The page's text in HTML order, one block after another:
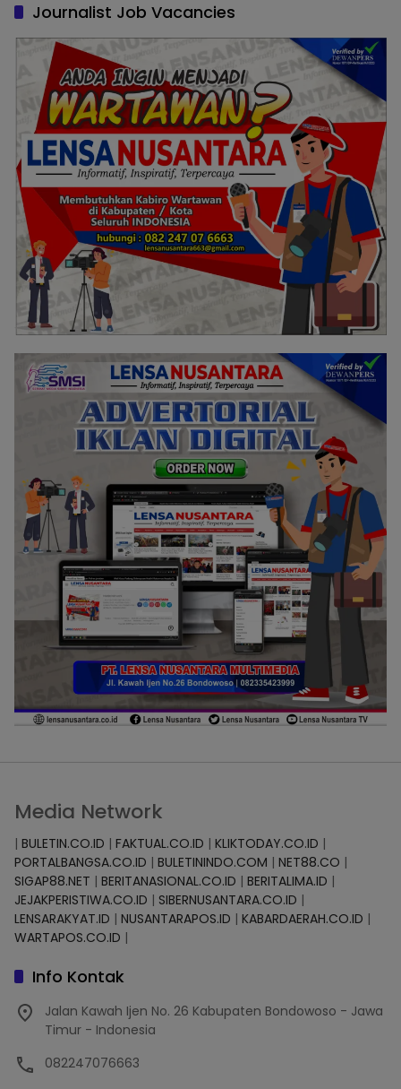
Journalist Job Vacancies
Media Network
| BULETIN.CO.ID | FAKTUAL.CO.ID | KLIKTODAY.CO.ID |
PORTALBANGSA.CO.ID | BULETININDO.COM | NET88.CO |
SIGAP88.NET | BERITANASIONAL.CO.ID | BERITALIMA.ID |
JEJAKPERISTIWA.CO.ID | SIBERNUSANTARA.CO.ID |
LENSARAKYAT.ID | NUSANTARAPOS.ID | KABARDAERAH.CO.ID |
WARTAPOS.CO.ID |
Info Kontak
Jalan Kawah Ijen No. 26 Kabupaten Bondowoso - Jawa
Timur - Indonesia
082247076663